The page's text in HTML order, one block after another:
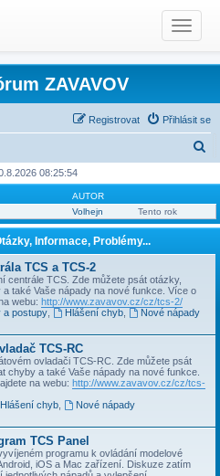
T
o
g
l
e
n
a
n
ZAVAVOV
Přihlásit se
Registrovat
t
08:25:54
AUTOR
Volhejn Tento rok
Informace, Problémy...
TCS a TCS-2
centrále TCS. Zde můžete psát otázky,
také Vaše nápady na nové funkce. Více o
webu: http://www.zavavov.cz/cz/tcs-2/
a postupy, Hlášení chyb,
Nové nápady
TCS-RC
ovladači TCS-RC. Zde můžete psát
chyby a také Vaše nápady na nové funkce.
na webu: http://www.zavavov.cz/cz/tcs-
Hlášení chyb,
Nové nápady
TCS Panel
programu k ovládání modelové
iOS a Mac zařízení. Diskuze zatím